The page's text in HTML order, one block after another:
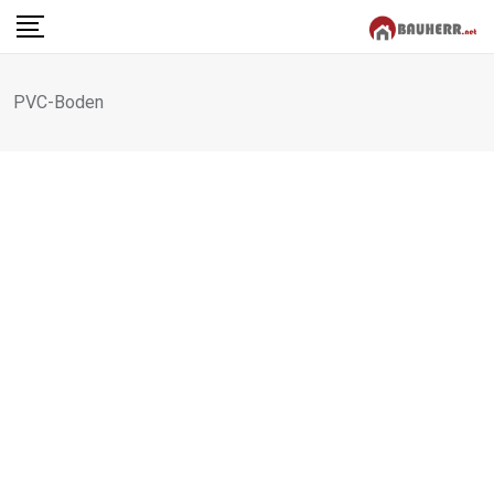
Skip
PVC-Boden